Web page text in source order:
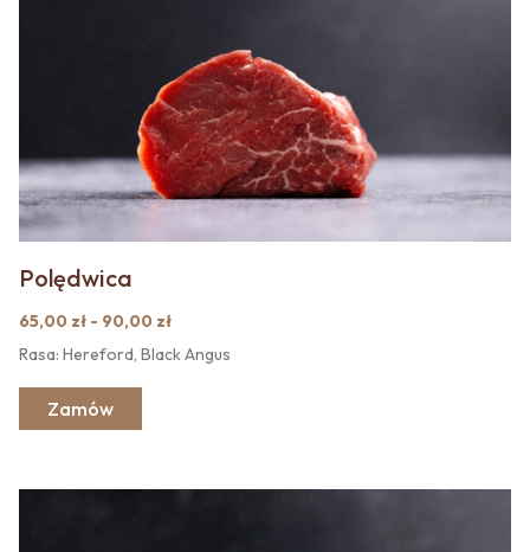
Polędwica
65,00 zł - 90,00 zł
Rasa: Hereford, Black Angus
Zamów